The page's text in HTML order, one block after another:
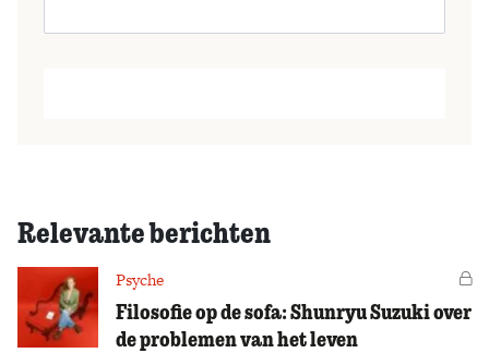
Relevante berichten
Psyche
Filosofie op de sofa: Shunryu Suzuki over
de problemen van het leven